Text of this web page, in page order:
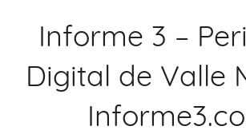
Informe 3 –
Digital de Valle